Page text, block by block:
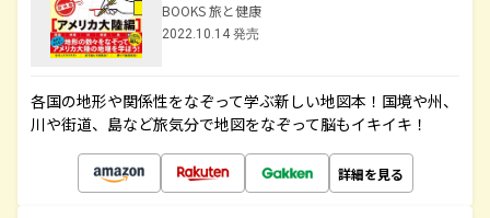
BOOKS 旅と健康
2022.10.14 発売
各国の地形や関係性をなぞって学ぶ新しい地図本！国境や州、
川や街道、島など旅気分で地図をなぞって脳もイキイキ！
詳細を見る